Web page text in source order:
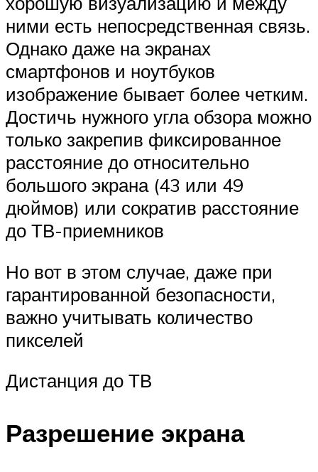
ними есть непосредственная связь.
Однако даже на экранах
смартфонов и ноутбуков
изображение бывает более четким.
Достичь нужного угла обзора можно
только закрепив фиксированное
расстояние до относительно
большого экрана (43 или 49
дюймов) или сократив расстояние
до ТВ-приемников
Но вот в этом случае, даже при
гарантированной безопасности,
важно учитывать количество
пикселей
Дистанция до ТВ
Разрешение экрана